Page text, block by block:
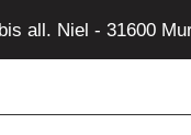
all. Niel - 31600